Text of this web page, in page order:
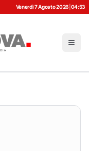
Venerdì 7 Agosto 2026 04:53